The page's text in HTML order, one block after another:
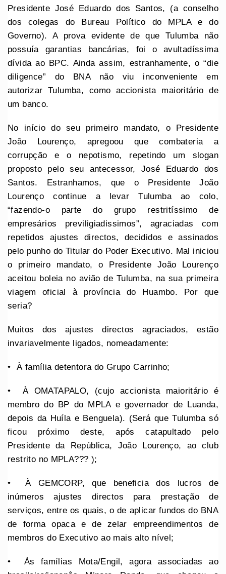
Presidente José Eduardo dos Santos, (a conselho
dos colegas do Bureau Político do MPLA e do
Governo). A prova evidente de que Tulumba não
possuía garantias bancárias, foi o avultadíssima
dívida ao BPC. Ainda assim, estranhamente, o “die
diligence” do BNA não viu inconveniente em
autorizar Tulumba, como accionista maioritário de
um banco.
No início do seu primeiro mandato, o Presidente
João Lourenço, apregoou que combateria a
corrupção e o nepotismo, repetindo um slogan
proposto pelo seu antecessor, José Eduardo dos
Santos. Estranhamos, que o Presidente João
Lourenço continue a levar Tulumba ao colo,
“fazendo-o parte do grupo restritíssimo de
empresários previligiadissimos”, agraciadas com
repetidos ajustes directos, decididos e assinados
pelo punho do Titular do Poder Executivo. Mal iniciou
o primeiro mandato, o Presidente João Lourenço
aceitou boleia no avião de Tulumba, na sua primeira
viagem oficial à província do Huambo. Por que
seria?
Muitos dos ajustes directos agraciados, estão
invariavelmente ligados, nomeadamente:
•⁠ ⁠À família detentora do Grupo Carrinho;
•⁠ ⁠⁠À OMATAPALO, (cujo accionista maioritário é
membro do BP do MPLA e governador de Luanda,
depois da Huíla e Benguela). (Será que Tulumba só
ficou próximo deste, após catapultado pelo
Presidente da República, João Lourenço, ao club
restrito no MPLA??? );
•⁠ À GEMCORP, que beneficia dos lucros de
inúmeros ajustes directos para prestação de
serviços, entre os quais, o de aplicar fundos do BNA
de forma opaca e de zelar empreendimentos de
membros do Executivo ao mais alto nível;
•⁠ ⁠⁠Às famílias Mota/Engil, agora associadas ao